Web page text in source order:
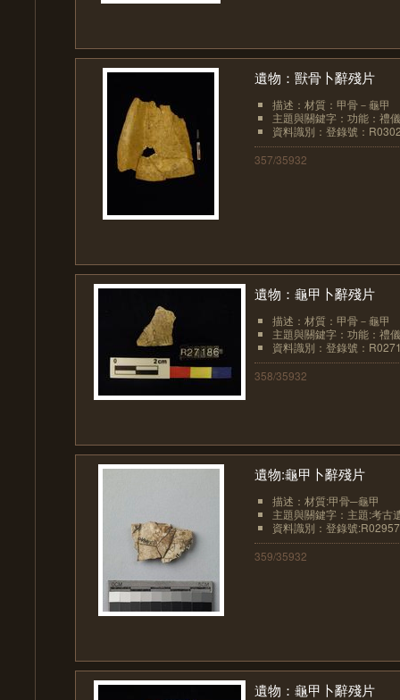
遺物：獸骨卜辭殘片
描述：材質：甲骨－龜甲
主題與關鍵字：功能：禮
資料識別：登錄號：
357/35932
遺物：龜甲卜辭殘片
描述：材質：甲骨－龜甲
主題與關鍵字：功能：禮
資料識別：登錄號：
358/35932
遺物:龜甲卜辭殘片
描述：材質:甲骨─龜甲
主題與關鍵字：主題:考古
資料識別：登錄號
359/35932
遺物：龜甲卜辭殘片